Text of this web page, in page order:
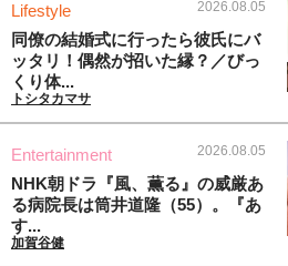
Lifestyle 2026.08.05
同僚の結婚式に行ったら彼氏にバ
ッタリ！偶然が招いた縁？／びっ
くり体...
トシタカマサ
Entertainment 2026.08.05
NHK朝ドラ『風、薫る』の威厳あ
る病院長は筒井道隆（55）。『あ
す...
加賀谷健